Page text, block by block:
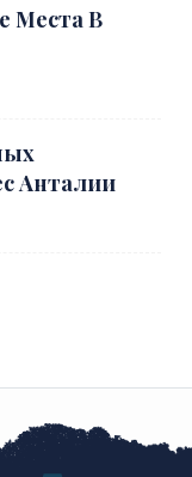
Места В
Анталии